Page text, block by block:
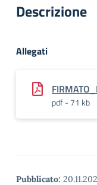
Descrizione
Allegati
pdf - 71 kb
Pubblicato: